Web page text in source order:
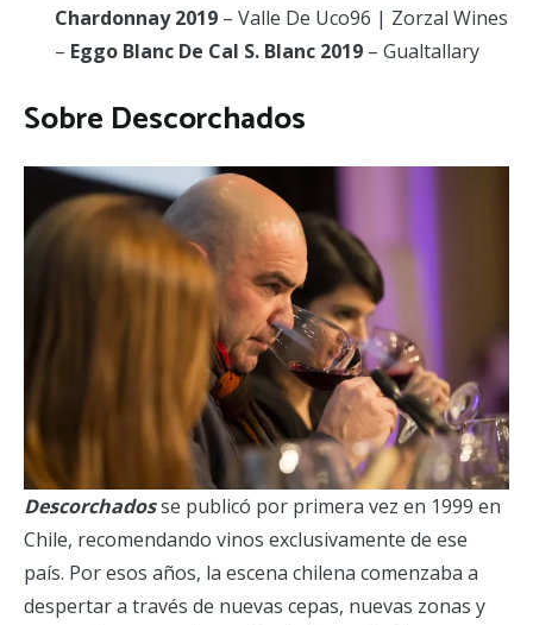
Chardonnay 2019– Valle De Uco96 | Zorzal Wines
– Eggo Blanc De Cal S. Blanc 2019– Gualtallary
Sobre Descorchados
Descorchadosse publicó por primera vez en 1999 en
Chile, recomendando vinos exclusivamente de ese
país. Por esos años, la escena chilena comenzaba a
despertar a través de nuevas cepas, nuevas zonas y